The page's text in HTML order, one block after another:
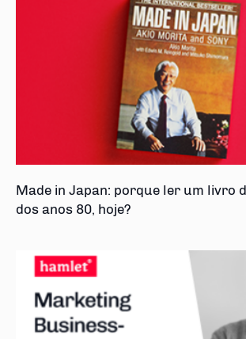
Made in Japan: porque ler um livro
dos anos 80, hoje?